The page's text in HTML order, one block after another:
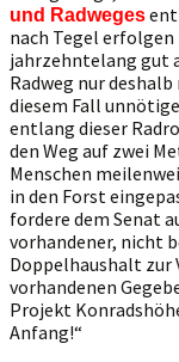
und Radweges
nach Tegel
jahrzehntelang gut
Radweg nur
diesem Fall
entlang dieser
den Weg auf zwei
Menschen
in den Forst
fordere dem Senat
vorhandener, nicht
Doppelhaushalt zur
vorhandenen
Projekt
Anfang!“